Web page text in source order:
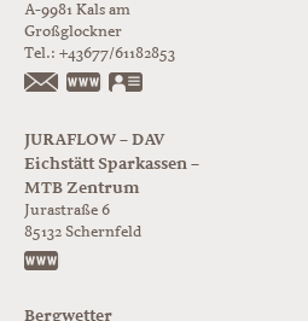
A-9981 Kals am
Großglockner
Tel.: +43677/61182853
https://www.glorer-huette.at/
JURAFLOW – DAV
Eichstätt Sparkassen –
MTB Zentrum
Jurastraße 6
85132 Schernfeld
Bergwetter